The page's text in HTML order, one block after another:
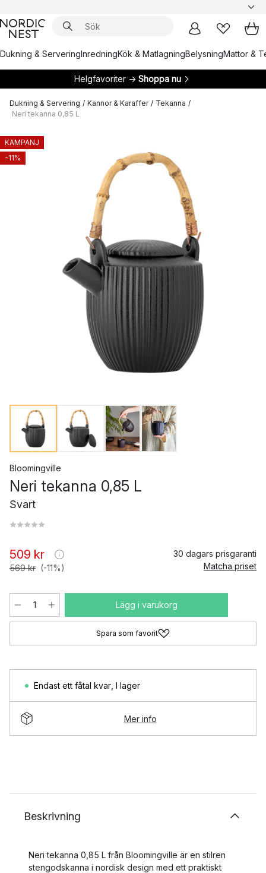
Dukning & ServeringInredningKök & MatlagningBelysningMattor &
Helgfavoriter → Shoppa nu
Dukning & Servering / Kannor & Karaffer / Tekanna /
Neri tekanna 0,85 L
KAMPANJ
-11%
Bloomingville
Neri tekanna 0,85 L
Svart
509 kr
569 kr (-11%)
30 dagars prisgaranti
Matcha priset
Lägg i varukorg
Spara som favorit
Endast ett fåtal kvar I lager
Mer info
Beskrivning
Neri tekanna 0,85 L från Bloomingville är en stilren
stengodskanna i nordisk design med ett praktiskt